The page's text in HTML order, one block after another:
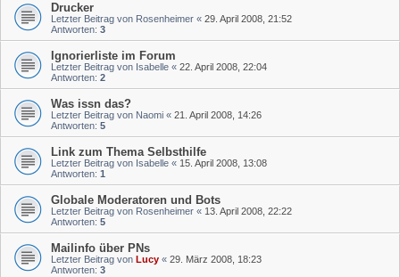
Drucker
Letzter Beitrag von Rosenheimer « 29. April 2008, 21:52
Antworten: 3
Ignorierliste im Forum
Letzter Beitrag von Isabelle « 22. April 2008, 22:04
Antworten: 2
Was issn das?
Letzter Beitrag von Naomi « 21. April 2008, 14:26
Antworten: 5
Link zum Thema Selbsthilfe
Letzter Beitrag von Isabelle « 15. April 2008, 13:08
Antworten: 1
Globale Moderatoren und Bots
Letzter Beitrag von Rosenheimer « 13. April 2008, 22:22
Antworten: 5
Mailinfo über PNs
Letzter Beitrag von Lucy « 29. März 2008, 18:23
Antworten: 3